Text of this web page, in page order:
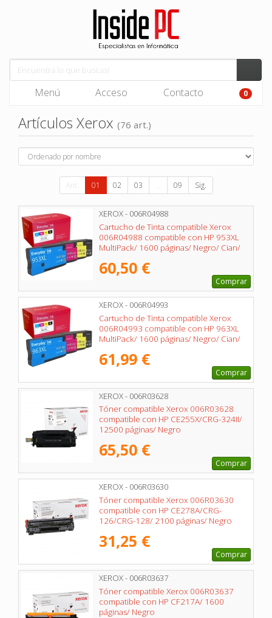
Menú Acceso Contacto 0
Artículos Xerox (76 art.)
Ant. 01 02 03 ... 09 Sig.
XEROX - 006R04988
Cartucho de Tinta compatible Xerox
006R04988 compatible con HP 953XL
MultiPack/ 1600 páginas/ Negro/ Cian/
60,50 €
Comprar
XEROX - 006R04993
Cartucho de Tinta compatible Xerox
006R04993 compatible con HP 963XL
MultiPack/ 1600 páginas/ Negro/ Cian/
61,99 €
Comprar
XEROX - 006R03628
Tóner compatible Xerox 006R03628
compatible con HP CE255X/CRG-324II/
12500 páginas/ Negro
65,50 €
Comprar
XEROX - 006R03630
Tóner compatible Xerox 006R03630
compatible con HP CE278A/CRG-
126/CRG-128/ 2100 páginas/ Negro
31,25 €
Comprar
XEROX - 006R03637
Tóner compatible Xerox 006R03637
compatible con HP CF217A/ 1600
páginas/ Negro